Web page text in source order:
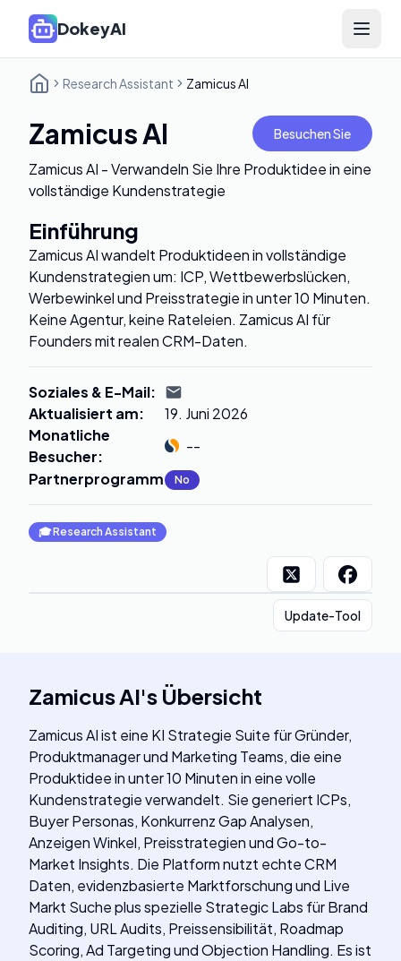
DokeyAI Open
Research Assistant Zamicus AI
Zamicus AI Besuchen Sie
Zamicus AI - Verwandeln Sie Ihre Produktidee in eine
vollständige Kundenstrategie
Einführung
Zamicus AI wandelt Produktideen in vollständige
Kundenstrategien um: ICP, Wettbewerbslücken,
Werbewinkel und Preisstrategie in unter 10 Minuten.
Keine Agentur, keine Rateleien. Zamicus AI für
Founders mit realen CRM-Daten.
Soziales & E-Mail:
Aktualisiert am:
19. Juni 2026
Monatliche
Besucher:
--
Partnerprogramm: No
🎓Research Assistant
Update-Tool
Zamicus AI's Übersicht
Zamicus AI ist eine KI Strategie Suite für Gründer,
Produktmanager und Marketing Teams, die eine
Produktidee in unter 10 Minuten in eine volle
Kundenstrategie verwandelt. Sie generiert ICPs,
Buyer Personas, Konkurrenz Gap Analysen,
Anzeigen Winkel, Preisstrategien und Go-to-
Market Insights. Die Platform nutzt echte CRM
Daten, evidenzbasierte Marktforschung und Live
Markt Suche plus spezielle Strategic Labs für Brand
Auditing, URL Audits, Preissensibilität, Roadmap
Scoring, Ad Targeting und Objection Handling. Es ist